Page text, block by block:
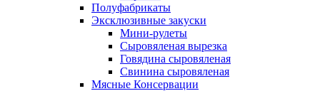
Полуфабрикаты
Эксклюзивные закуски
Мини-рулеты
Сыровяленая вырезка
Говядина сыровяленая
Свинина сыровяленая
Мясные Консервации